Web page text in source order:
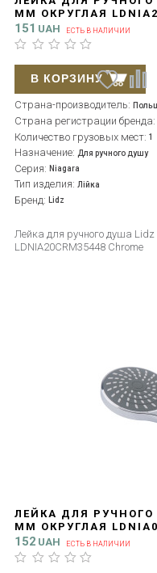
ММ ОКРУГЛАЯ
151 UAH ЕСТЬ В НАЛИЧИИ
Страна-производитель:
Страна регистрации бренда:
Количество грузовых мест: 1
Назначение: Для ручного душу
Серия: Niagara
Тип изделия: Лійка
Бренд: Lidz
Лейка для ручного душа
LDNIA20CRM35448 Chrome
В КОРЗИНУ
ЛЕЙКА ДЛЯ РУЧНОГО
ММ ОКРУГЛАЯ
152 UAH ЕСТЬ В НАЛИЧИИ